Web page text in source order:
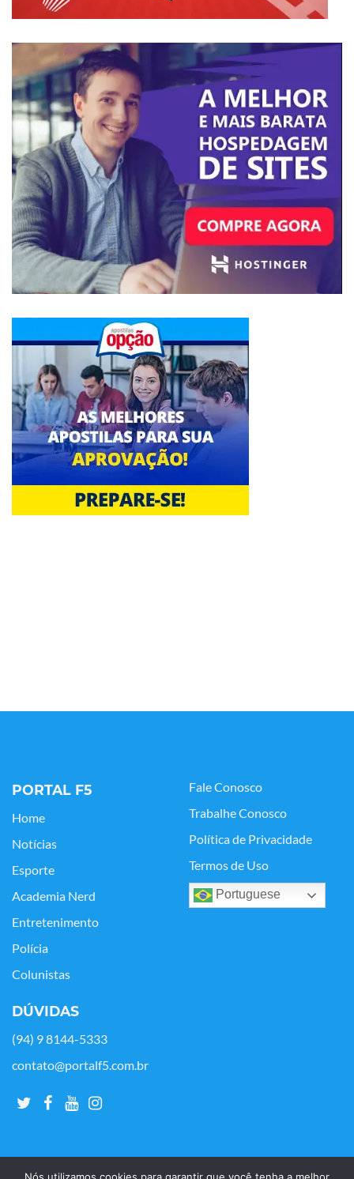
PORTAL F5
Home
Notícias
Esporte
Academia Nerd
Entretenimento
Polícia
Colunistas
Fale Conosco
Trabalhe Conosco
Política de Privacidade
Termos de Uso
Portuguese
DÚVIDAS
(94) 9 8144-5333
contato@portalf5.com.br